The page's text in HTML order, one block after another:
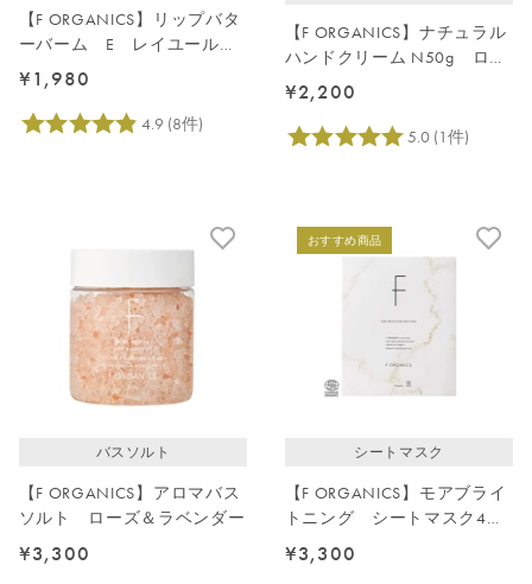
【F ORGANICS】リップバタ
ーバーム E レイユールデ
ルブの香り
¥1,980
【F ORGANICS】ナチュラル
ハンドクリーム N50g ロー
ズ＆シダーウッド
¥2,200
バスソルト
【F ORGANICS】アロマバス
ソルト ローズ＆ラベンダー
¥3,300
おすすめ商品
シートマスク
【F ORGANICS】モアブライ
トニング シートマスク4枚
入り
¥3,300